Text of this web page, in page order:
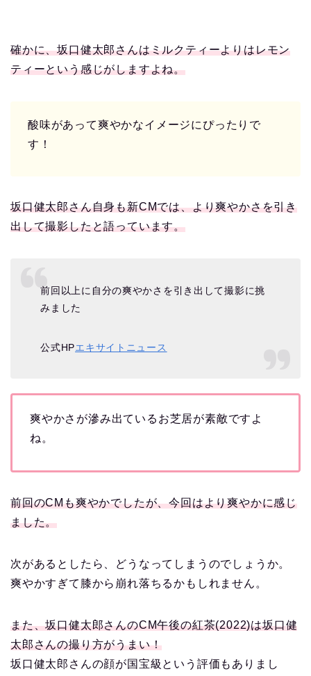
確かに、坂口健太郎さんはミルクティーよりはレモン
ティーという感じがしますよね。
酸味があって爽やかなイメージにぴったりで
す！
坂口健太郎さん自身も新CMでは、より爽やかさを引き
出して撮影したと語っています。
前回以上に自分の爽やかさを引き出して撮影に挑
みました
公式HPエキサイトニュース
爽やかさが滲み出ているお芝居が素敵ですよ
ね。
前回のCMも爽やかでしたが、今回はより爽やかに感じ
ました。
次があるとしたら、どうなってしまうのでしょうか。
爽やかすぎて膝から崩れ落ちるかもしれません。
また、坂口健太郎さんのCM午後の紅茶(2022)は坂口健
太郎さんの撮り方がうまい！
坂口健太郎さんの顔が国宝級という評価もありまし